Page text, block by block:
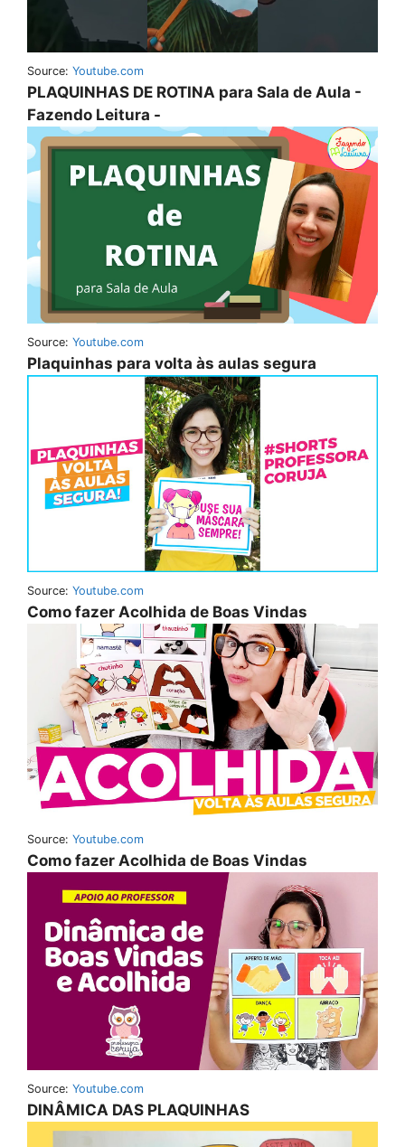
Source: Youtube.com
PLAQUINHAS DE ROTINA para Sala de Aula -
Fazendo Leitura -
Source: Youtube.com
Plaquinhas para volta às aulas segura
Source: Youtube.com
Como fazer Acolhida de Boas Vindas
Source: Youtube.com
Como fazer Acolhida de Boas Vindas
Source: Youtube.com
DINÂMICA DAS PLAQUINHAS